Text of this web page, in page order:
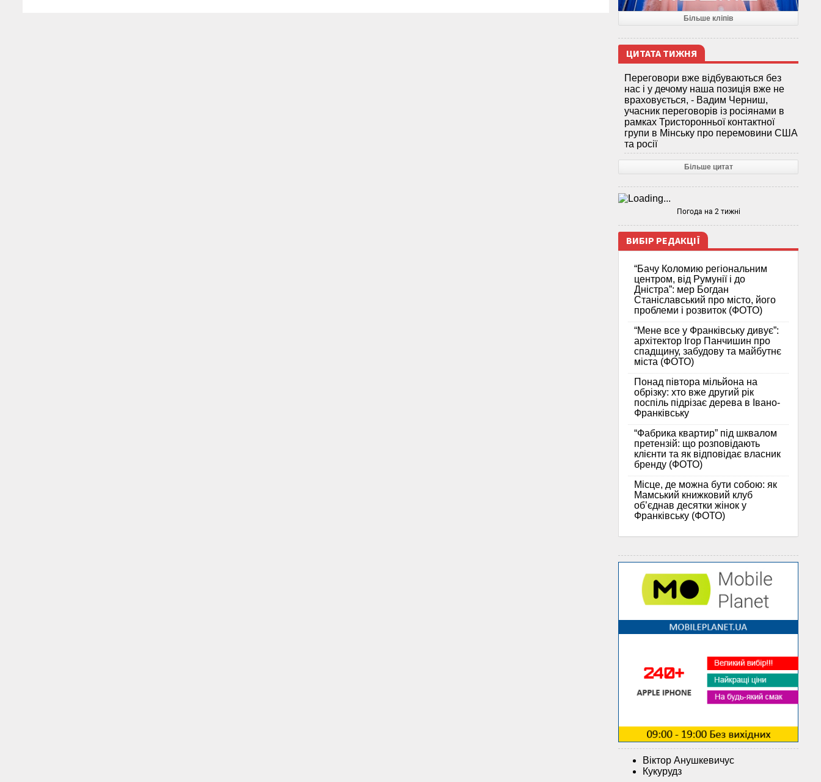
Більше кліпів
ЦИТАТА ТИЖНЯ
Переговори вже відбуваються без
нас і у дечому наша позиція вже не
враховується, - Вадим Черниш,
учасник переговорів із росіянами в
рамках Тристоронньої контактної
групи в Мінську про перемовини США
та росії
Більше цитат
Погода на 2 тижні
ВИБІР РЕДАКЦІЇ
“Бачу Коломию регіональним
центром, від Румунії і до
Дністра”: мер Богдан
Станіславський про місто, його
проблеми і розвиток (ФОТО)
“Мене все у Франківську дивує”:
архітектор Ігор Панчишин про
спадщину, забудову та майбутнє
міста (ФОТО)
Понад півтора мільйона на
обрізку: хто вже другий рік
поспіль підрізає дерева в Івано-
Франківську
“Фабрика квартир” під шквалом
претензій: що розповідають
клієнти та як відповідає власник
бренду (ФОТО)
Місце, де можна бути собою: як
Мамський книжковий клуб
об’єднав десятки жінок у
Франківську (ФОТО)
Віктор Анушкевичус
Кукурудз